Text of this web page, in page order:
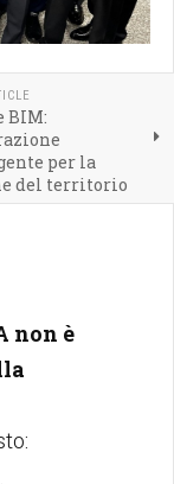
BIM:
per la
del territorio
non è